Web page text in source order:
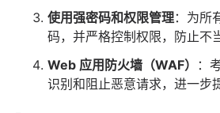
使用强密码和权限管理：为所
码，并严格控制权限，防止不
Web 应用防火墙（WAF）
：
识别和阻止恶意请求，进一步